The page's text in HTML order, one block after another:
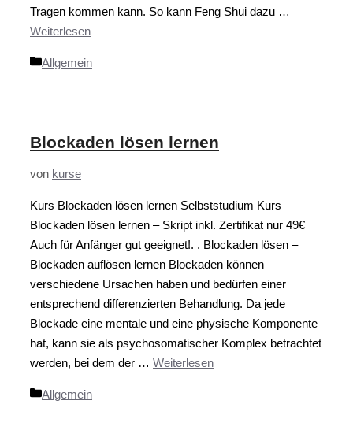
Tragen kommen kann. So kann Feng Shui dazu …
Weiterlesen
Kategorien
Allgemein
Blockaden lösen lernen
von kurse
Kurs Blockaden lösen lernen Selbststudium Kurs
Blockaden lösen lernen – Skript inkl. Zertifikat nur 49€
Auch für Anfänger gut geeignet!. . Blockaden lösen –
Blockaden auflösen lernen Blockaden können
verschiedene Ursachen haben und bedürfen einer
entsprechend differenzierten Behandlung. Da jede
Blockade eine mentale und eine physische Komponente
hat, kann sie als psychosomatischer Komplex betrachtet
werden, bei dem der … Weiterlesen
Kategorien
Allgemein